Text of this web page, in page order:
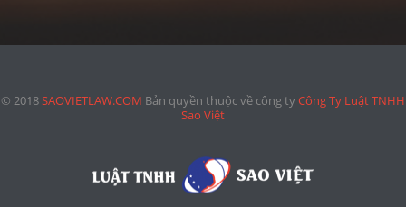
© 2018SAOVIETLAW.COM Bản quyền thuộc về công tyCông Ty Luật TNHH
Sao Việt